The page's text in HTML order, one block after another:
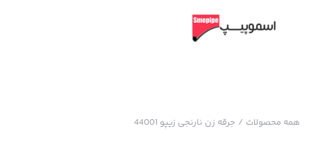
همه محصولات / جرقه زن نارنجی زیپو 44001